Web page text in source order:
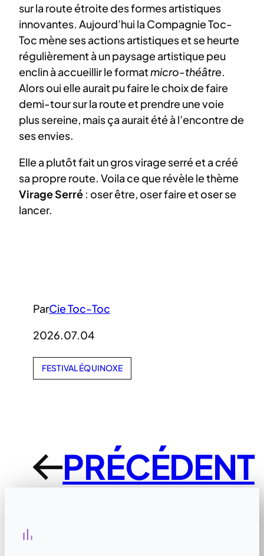
sur la route étroite des formes artistiques
innovantes. Aujourd’hui la Compagnie Toc-
Toc mène ses actions artistiques et se heurte
régulièrement à un paysage artistique peu
enclin à accueillir le formatmicro-théâtre.
Alors oui elle aurait pu faire le choix de faire
demi-tour sur la route et prendre une voie
plus sereine, mais ça aurait été à l’encontre de
ses envies.
Elle a plutôt fait un gros virage serré et a créé
sa propre route. Voila ce que révèle le thème
Virage Serré : oser être, oser faire et oser se
lancer.
ParCie Toc-Toc
2026.07.04
FESTIVAL ÉQUINOXE
←PRÉCÉDENT